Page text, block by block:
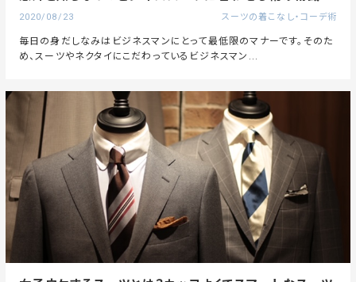
2020/08/23 スーツの着こなし・コーデ術
毎日の身だしなみはビジネスマンにとって最低限のマナーです。そのた
め、スーツやネクタイにこだわっているビジネスマン...